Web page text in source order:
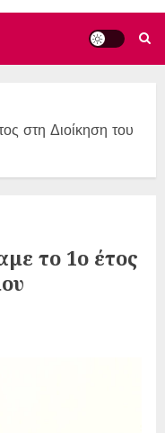
στη Διοίκηση του
το 1ο έτος